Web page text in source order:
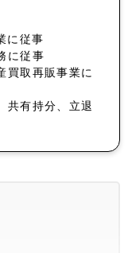
に従事
に従事
買取再販事業に
共有持分、立退